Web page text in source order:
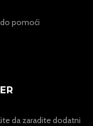
pomoći
da zaradite dodatni